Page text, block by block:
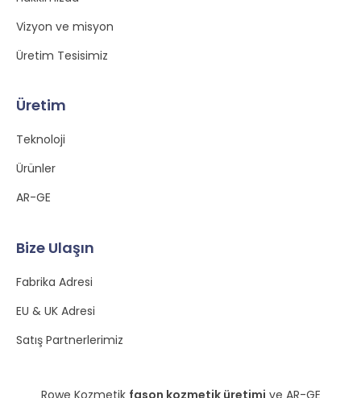
Vizyon ve misyon
Üretim Tesisimiz
Üretim
Teknoloji
Ürünler
AR-GE
Bize Ulaşın
Fabrika Adresi
EU & UK Adresi
Satış Partnerlerimiz
Rowe Kozmetik fason kozmetik üretimi ve AR-GE